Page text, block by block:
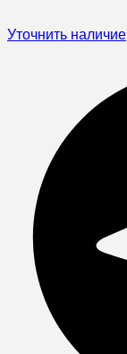
Уточнить наличие